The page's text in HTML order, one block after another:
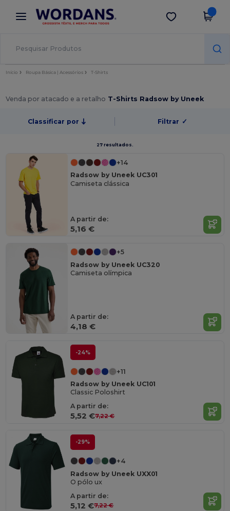
× App Wordans
Melhores preços na app!
Obter app
Início Roupa Básica | Acessórios T-Shirts
Venda por atacado e a retalho T-Shirts Radsow by Uneek
Classificar por Filtrar ✓
27 resultados.
+14
Radsow by Uneek UC301
Camiseta clássica
A partir de:
5,16 €
+5
Radsow by Uneek UC320
Camiseta olímpica
A partir de:
4,18 €
-24%
+11
Radsow by Uneek UC101
Classic Poloshirt
A partir de:
5,52 €7,22 €
-29%
+4
Radsow by Uneek UXX01
O pólo ux
A partir de:
5,12 €7,22 €